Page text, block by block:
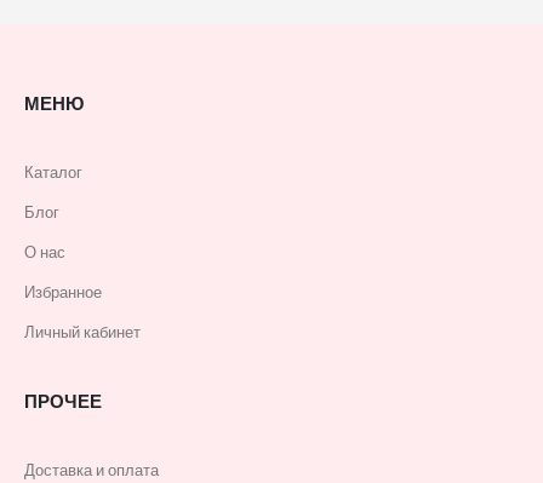
МЕНЮ
Каталог
Блог
О нас
Избранное
Личный кабинет
ПРОЧЕЕ
Доставка и оплата